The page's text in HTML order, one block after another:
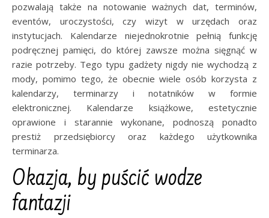
pozwalają także na notowanie ważnych dat, terminów,
eventów, uroczystości, czy wizyt w urzędach oraz
instytucjach. Kalendarze niejednokrotnie pełnią funkcję
podręcznej pamięci, do której zawsze można sięgnąć w
razie potrzeby. Tego typu gadżety nigdy nie wychodzą z
mody, pomimo tego, że obecnie wiele osób korzysta z
kalendarzy, terminarzy i notatników w formie
elektronicznej. Kalendarze książkowe, estetycznie
oprawione i starannie wykonane, podnoszą ponadto
prestiż przedsiębiorcy oraz każdego użytkownika
terminarza.
Okazja, by puścić wodze
fantazji